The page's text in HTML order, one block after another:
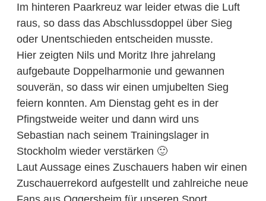
Im hinteren Paarkreuz war leider etwas die Luft
raus, so dass das Abschlussdoppel über Sieg
oder Unentschieden entscheiden musste.
Hier zeigten Nils und Moritz Ihre jahrelang
aufgebaute Doppelharmonie und gewannen
souverän, so dass wir einen umjubelten Sieg
feiern konnten. Am Dienstag geht es in der
Pfingstweide weiter und dann wird uns
Sebastian nach seinem Trainingslager in
Stockholm wieder verstärken 🙂
Laut Aussage eines Zuschauers haben wir einen
Zuschauerrekord aufgestellt und zahlreiche neue